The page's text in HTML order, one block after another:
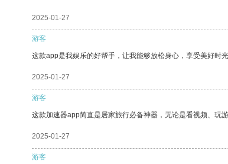
2025-01-27
游客
这款app是我娱乐的好帮手，让我能够放松身心，享受美好时光
2025-01-27
游客
这款加速器app简直是居家旅行必备神器，无论是看视频、玩
2025-01-27
游客